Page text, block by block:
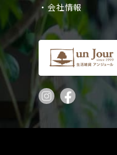
・会社情報